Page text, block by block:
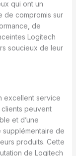
qui ont un
de compromis sur
de
Logitech
soucieux de leur
excellent service
peuvent
et d’une
de
produits. Cette
de Logitech